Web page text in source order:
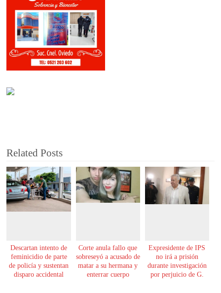
Related Posts
Descartan intento de
feminicidio de parte
de policía y sustentan
disparo accidental
Corte anula fallo que
sobreseyó a acusado de
matar a su hermana y
enterrar cuerpo
Expresidente de IPS
no irá a prisión
durante investigación
por perjuicio de G.